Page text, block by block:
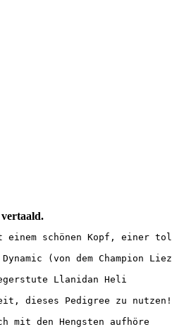
schönen Kopf, einer
(von dem Champion
Llanidan Heli
dieses Pedigree zu nutzen!
mit den Hengsten aufhöre